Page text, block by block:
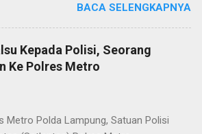
layanan pengaduan, pelayanan SKCK dan
Identifikasi sidik jari secara terpadu
masyarakat. Senin (06/01/2025) Dalam
pelayanan prima kepolisian, SPKT
Nugroho S.IK, M.IK mengatakan
BACA SELENGKAPNYA
Kepada Polisi, Seorang
Ke Polres Metro
Metro Polda Lampung, Satuan Polisi